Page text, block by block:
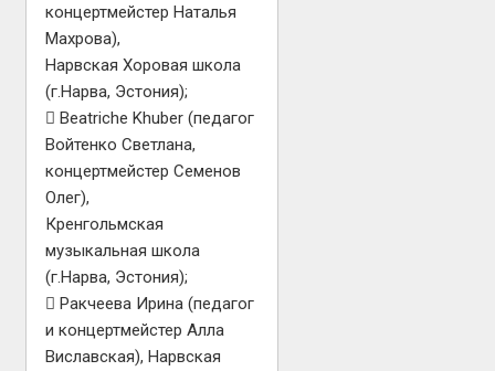
концертмейстер Наталья
Махрова),
Нарвская Хоровая школа
(г.Нарва, Эстония);
 Beatriche Khuber (педагог
Войтенко Светлана,
концертмейстер Семенов
Олег),
Кренгольмская
музыкальная школа
(г.Нарва, Эстония);
 Ракчеева Ирина (педагог
и концертмейстер Алла
Виславская), Нарвская